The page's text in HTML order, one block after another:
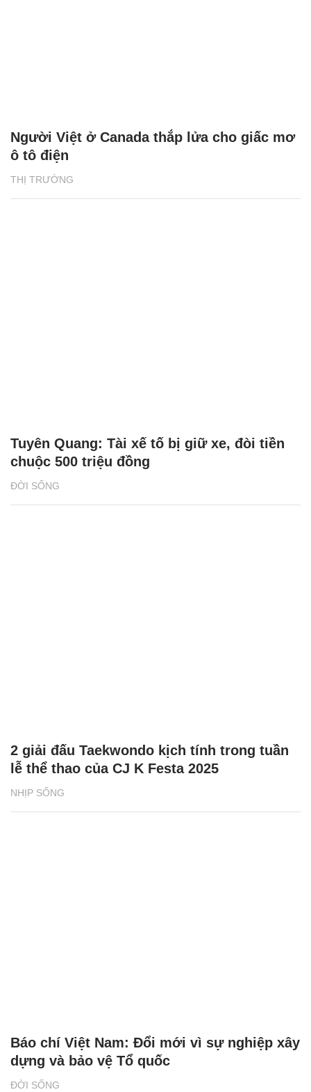
THỊ TRƯỜNG
Người Việt ở Canada thắp lửa cho giấc mơ
ô tô điện
ĐỜI SỐNG
Tuyên Quang: Tài xế tố bị giữ xe, đòi tiền
chuộc 500 triệu đồng
NHỊP SỐNG
2 giải đấu Taekwondo kịch tính trong tuần
lễ thể thao của CJ K Festa 2025
ĐỜI SỐNG
Báo chí Việt Nam: Đổi mới vì sự nghiệp xây
dựng và bảo vệ Tổ quốc